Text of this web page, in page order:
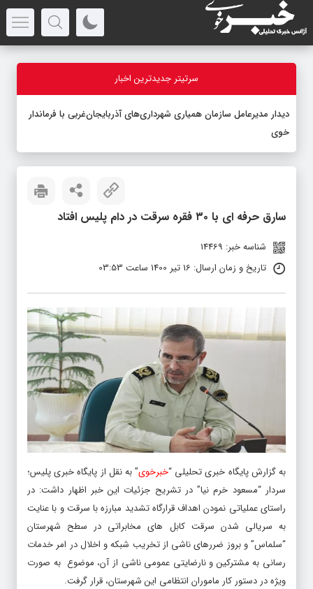
سرتیتر جدیدترین اخبار
دیدار مدیرعامل سازمان همیاری شهرداری‌های آذربایجان‌غربی با فرماندار
خوی
سارق حرفه ای با ۳۰ فقره سرقت در دام پلیس افتاد
شناسه خبر: 14469
تاریخ و زمان ارسال: 16 تیر 1400 ساعت 03:53
به گزارش پایگاه خبری تحلیلی “خبرخوی” به نقل از پایگاه خبری پلیس؛
سردار “مسعود خرم نیا” در تشریح جزئیات این خبر اظهار داشت: در
راستای عملیاتی نمودن اهداف قرارگاه تشدید مبارزه با سرقت و با عنایت
به سریالی شدن سرقت کابل های مخابراتی در سطح شهرستان
“سلماس” و بروز ضررهای ناشی از تخریب شبکه و اخلال در امر خدمات
رسانی به مشترکین و نارضایتی عمومی ناشی از آن، موضوع به صورت
ویژه در دستور کار ماموران انتظامی این شهرستان، قرار گرفت.